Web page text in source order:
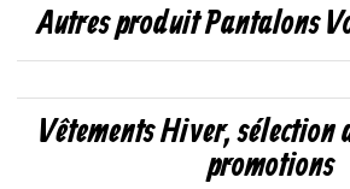
Autres produit Pantalons
Vêtements Hiver, sélection
promotions